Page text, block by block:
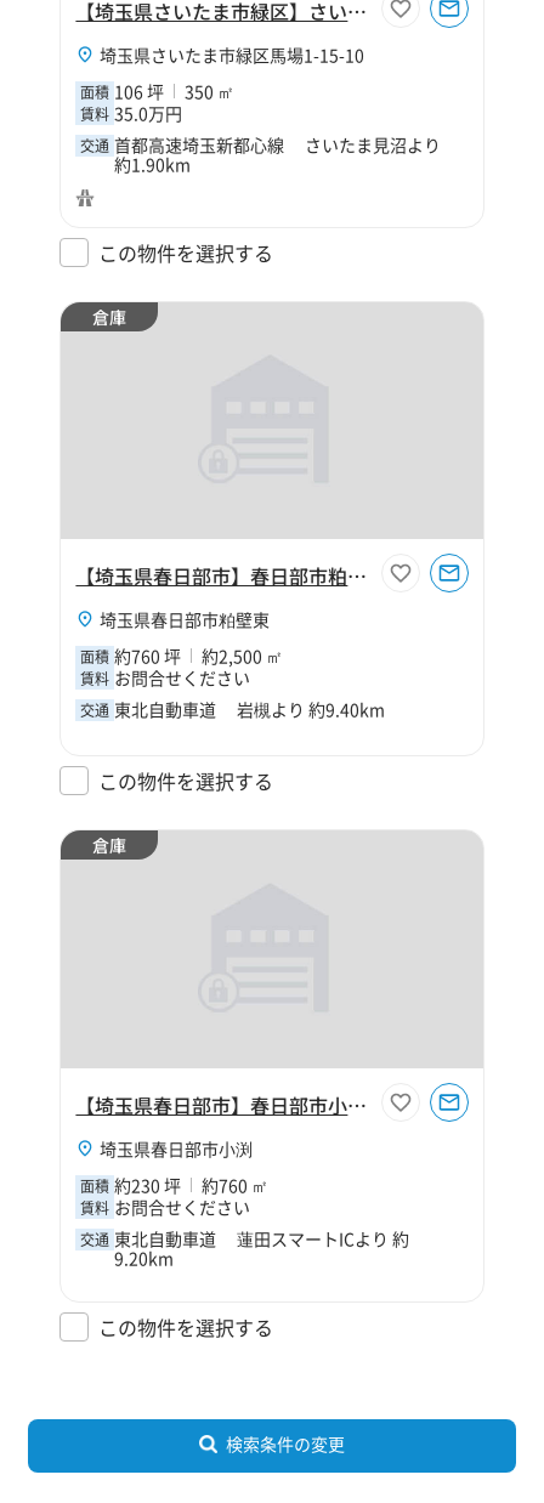
【埼玉県さいたま市緑区】さいたま市緑区馬場1丁目106坪作業所
埼玉県さいたま市緑区馬場1-15-10
面積 106 坪 350 ㎡
賃料 35.0万円
交通 首都高速埼玉新都心線 さいたま見沼より
約1.90km
この物件を選択する
倉庫
【埼玉県春日部市】春日部市粕壁東5丁目760坪倉庫
埼玉県春日部市粕壁東
面積 約760 坪 約2,500 ㎡
賃料 お問合せください
交通 東北自動車道 岩槻より 約9.40km
この物件を選択する
倉庫
【埼玉県春日部市】春日部市小渕230坪倉庫
埼玉県春日部市小渕
面積 約230 坪 約760 ㎡
賃料 お問合せください
交通 東北自動車道 蓮田スマートICより 約
9.20km
この物件を選択する
検索条件の変更